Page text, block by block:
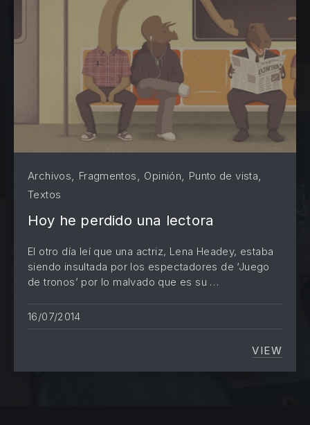
Archivos, Fragmentos, Opinión, Punto de vista,
Textos
Hoy he perdido una lectora
El otro día leí que una actriz, Lena Headey, estaba
siendo insultada por los espectadores de ‘Juego
de tronos’ por lo malvado que es su …
16/07/2014
VIEW
HOY
PREVIOUS